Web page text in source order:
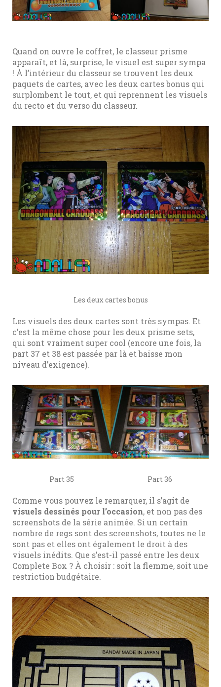
Quand on ouvre le coffret, le classeur prisme
apparaît, et là, surprise, le visuel est super sympa
! À l’intérieur du classeur se trouvent les deux
paquets de cartes, avec les deux cartes bonus qui
surplombent le tout, et qui reprennent les visuels
du recto et du verso du classeur.
Les deux cartes bonus
Les visuels des deux cartes sont très sympas. Et
c’est la même chose pour les deux prisme sets,
qui sont vraiment super cool (encore une fois, la
part 37 et 38 est passée par là et baisse mon
niveau d’exigence).
Part 35 Part 36
Comme vous pouvez le remarquer, il s’agit de
visuels dessinés pour l’occasion, et non pas des
screenshots de la série animée. Si un certain
nombre de regs sont des screenshots, toutes ne le
sont pas et elles ont également le droit à des
visuels inédits. Que s’est-il passé entre les deux
Complete Box ? À choisir : soit la flemme, soit une
restriction budgétaire.